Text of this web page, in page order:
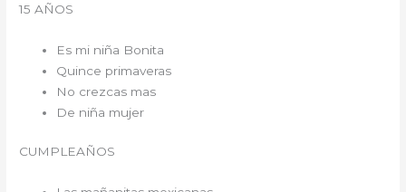
15 AÑOS
Es mi niña Bonita
Quince primaveras
No crezcas mas
De niña mujer
CUMPLEAÑOS